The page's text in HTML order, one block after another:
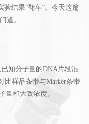
验结果“翻车”。今天这篇
道。
已知分子量的DNA片段混
比样品条带与Marker条带
量和大致浓度。